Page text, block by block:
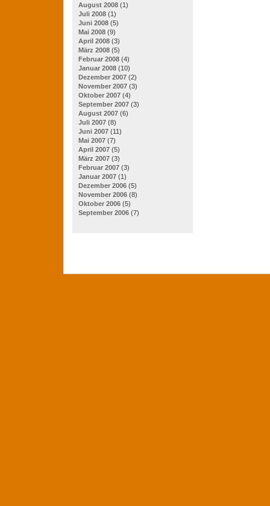
August 2008 (1)
Juli 2008 (1)
Juni 2008 (5)
Mai 2008 (9)
April 2008 (3)
März 2008 (5)
Februar 2008 (4)
Januar 2008 (10)
Dezember 2007 (2)
November 2007 (3)
Oktober 2007 (4)
September 2007 (3)
August 2007 (6)
Juli 2007 (8)
Juni 2007 (11)
Mai 2007 (7)
April 2007 (5)
März 2007 (3)
Februar 2007 (3)
Januar 2007 (1)
Dezember 2006 (5)
November 2006 (8)
Oktober 2006 (5)
September 2006 (7)